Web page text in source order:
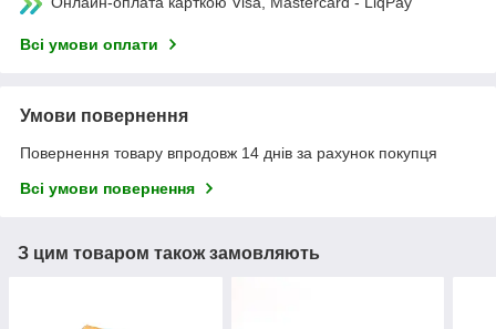
Всі умови оплати
Умови повернення
Повернення товару впродовж 14 днів за рахунок покупця
Всі умови повернення
З цим товаром також замовляють